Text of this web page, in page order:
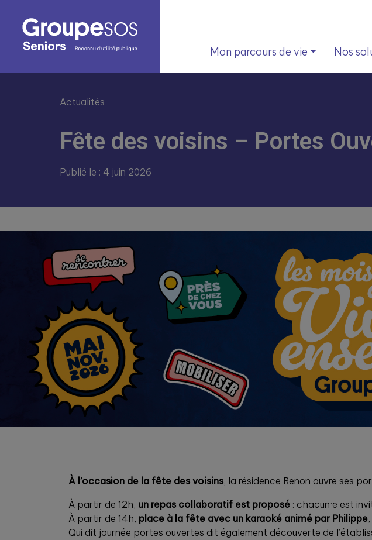
Mon parcours de vie Nos
Actualités
Fête des voisins – Portes
Publié le : 4 juin 2026
À l’occasion de la fête des voisins, la résidence Renon ouvre ses
À partir de 12h, un repas collaboratif est proposé : chacun·e est
À partir de 14h, place à la fête avec un karaoké animé par Philippe
Qui dit journée portes ouvertes dit également découverte de